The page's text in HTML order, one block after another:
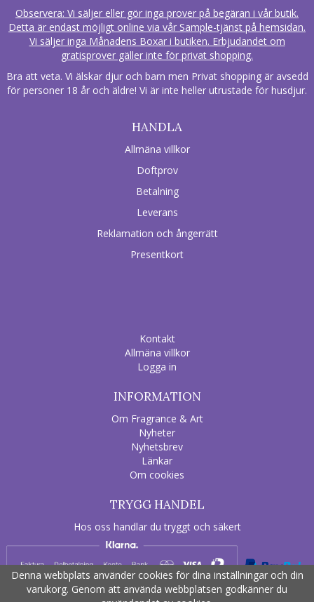
Observera: Vi säljer eller gör inga prover på begäran i vår butik.
Detta är endast möjligt online via vår Sample-tjänst på hemsidan.
Vi säljer inga Månadens Boxar i butiken. Erbjudandet om
gratisprover gäller inte för privat shopping.
Bra att veta. Vi älskar djur och barn men Privat shopping är avsedd
för personer 18 år och äldre! Vi är inte heller utrustade för husdjur.
HANDLA
Allmäna villkor
Doftprov
Betalning
Leverans
Reklamation och ångerrätt
Presentkort
Kontakt
Allmäna villkor
Logga in
INFORMATION
Om Fragrance & Art
Nyheter
Nyhetsbrev
Länkar
Om cookies
TRYGG HANDEL
Hos oss handlar du tryggt och säkert
Denna webbplats använder cookies för dina inställningar och din
varukorg. Genom att använda webbplatsen godkänner du